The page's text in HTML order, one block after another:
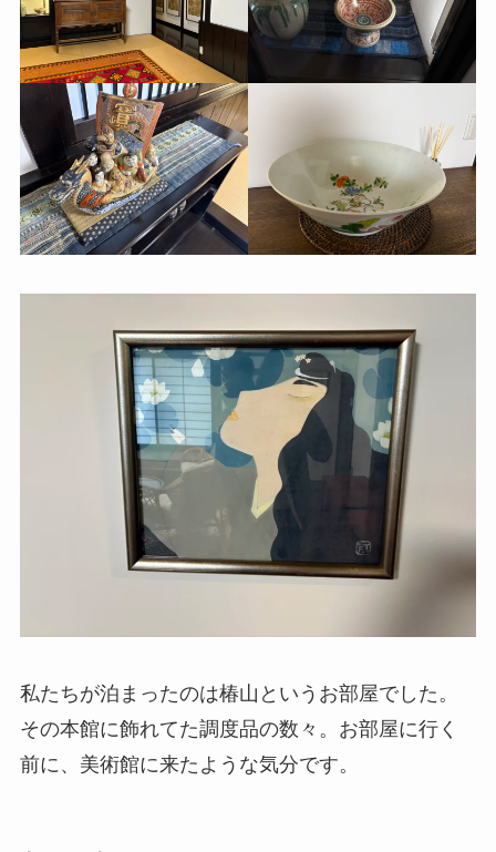
私たちが泊まったのは椿山というお部屋でした。
その本館に飾れてた調度品の数々。お部屋に行く
前に、美術館に来たような気分です。